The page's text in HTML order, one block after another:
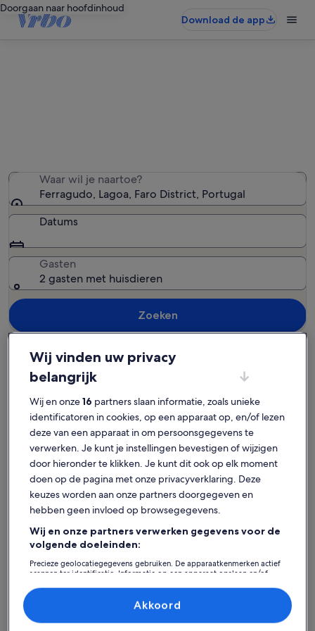
Doorgaan naar hoofdinhoud
Download de app
Waar wil je naartoe?
Ferragudo, Lagoa, Faro District, Portugal
Datums
Gasten
2 gasten met huisdieren
Zoeken
Lagoa Huisdiervriendelijke accommodaties in Ferragudo
Ontdek diervriendelijke
accommodaties in Ferragudo
Meer informatie over CitrusTree 3BR Pool Villa near Beaches
Meer
Wij vinden uw privacy
belangrijk
Wij en onze16 partners slaan informatie, zoals unieke
identificatoren in cookies, op een apparaat op, en/of lezen
deze van een apparaat in om persoonsgegevens te
verwerken. Je kunt je instellingen bevestigen of wijzigen
door hieronder te klikken. Je kunt dit ook op elk moment
doen op de pagina met onze privacyverklaring. Deze
keuzes worden aan onze partners doorgegeven en
hebben geen invloed op browsegegevens.
Wij en onze partners verwerken gegevens voor de
volgende doeleinden:
Precieze geolocatiegegevens gebruiken. De apparaatkenmerken actief
scannen ter identificatie. Informatie op een apparaat opslaan en/of
contentmetingen, doelgroepenonderzoek en ontwikkeling van
Akkoord